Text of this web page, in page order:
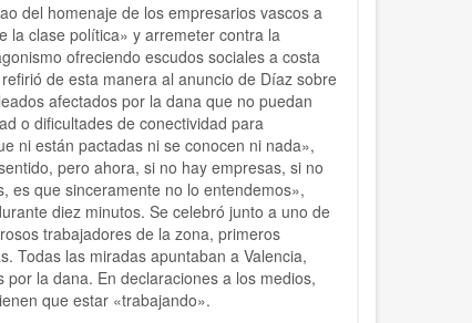
del homenaje de los empresarios vascos a
la clase política» y arremeter contra la
ofreciendo escudos sociales a costa
de esta manera al anuncio de Díaz sobre
afectados por la dana que no puedan
o dificultades de conectividad para
ni están pactadas ni se conocen ni nada»,
pero ahora, si no hay empresas, si no
es que sinceramente no lo entendemos»,
diez minutos. Se celebró junto a uno de
trabajadores de la zona, primeros
Todas las miradas apuntaban a Valencia,
la dana. En declaraciones a los medios,
que estar «trabajando».